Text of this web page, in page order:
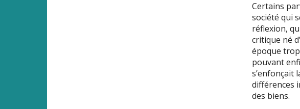
Certains
société qui
réflexion,
critique né
époque
pouvant
s’enfonçait
différences
des biens.